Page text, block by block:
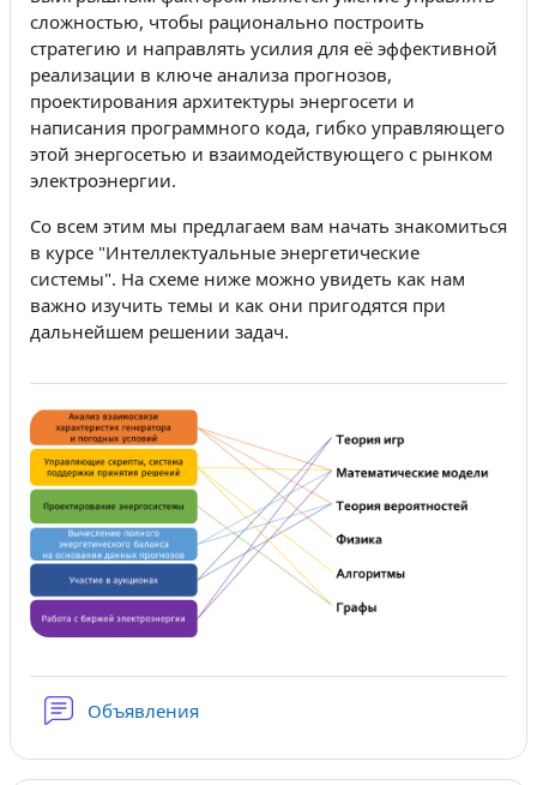
сложностью, чтобы рационально построить
стратегию и направлять усилия для её эффективной
реализации в ключе анализа прогнозов,
проектирования архитектуры энергосети и
написания программного кода, гибко управляющего
этой энергосетью и взаимодействующего с рынком
электроэнергии.
Со всем этим мы предлагаем вам начать знакомиться
в курсе "Интеллектуальные энергетические
системы". На схеме ниже можно увидеть как нам
важно изучить темы и как они пригодятся при
дальнейшем решении задач.
Объявления